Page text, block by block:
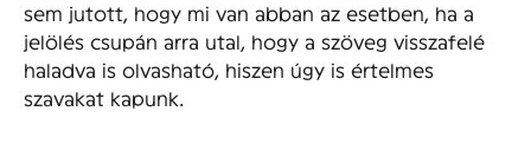
sem jutott, hogy mi van abban az esetben, ha a
jelölés csupán arra utal, hogy a szöveg visszafelé
haladva is olvasható, hiszen úgy is értelmes
szavakat kapunk.